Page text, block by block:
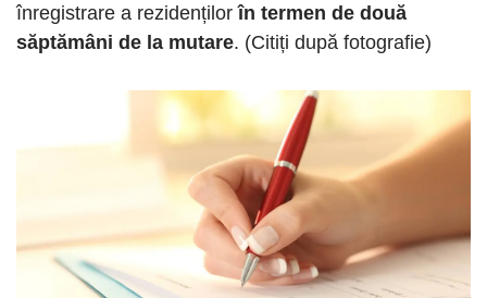
înregistrare a rezidențilorîn termen de două
săptămâni de la mutare. (Citiți după fotografie)